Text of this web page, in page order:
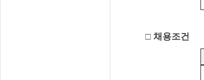
□ 채용조건